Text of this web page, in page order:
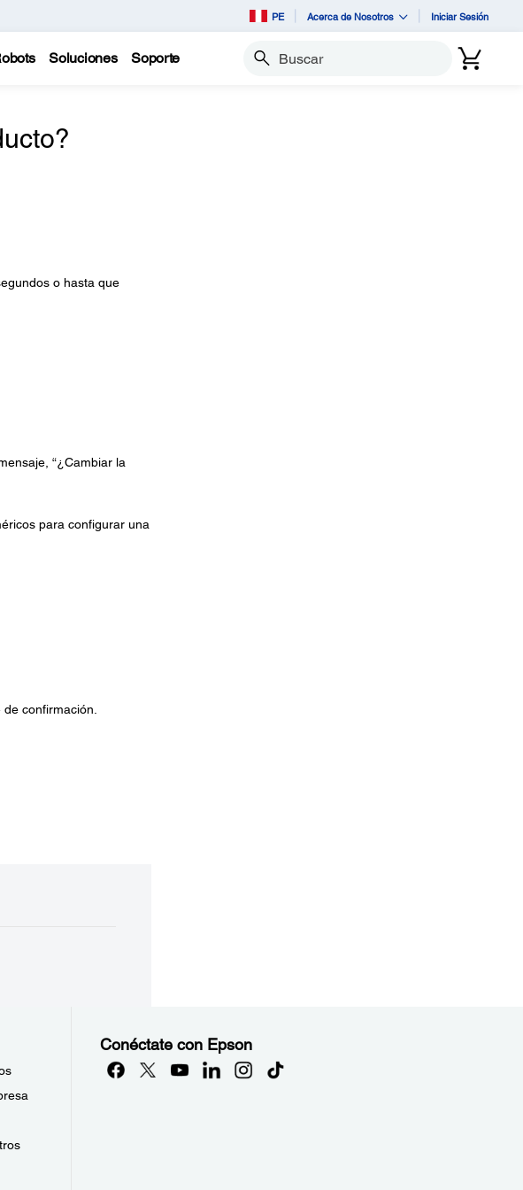
PE Acerca de Nosotros Iniciar Sesión
Soluciones Soporte Buscar
o hasta que
“¿Cambiar la
para configurar una
confirmación.
Conéctate con Epson